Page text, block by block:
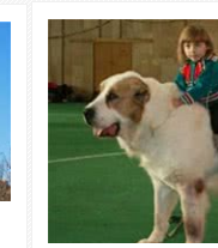
要它们的协助，于是，它
此交配，将原本族群中的
将人类排除在它们的猎食
类和睦相伴。